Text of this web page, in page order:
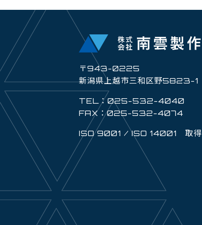
〒943-0225
新潟県上越市三和区野5823-1
TEL：025-532-4040
FAX：025-532-4074
ISO 9001 / ISO 14001 取得